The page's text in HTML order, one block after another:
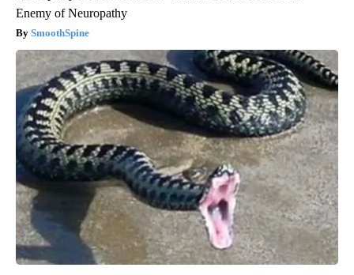
Enemy of Neuropathy
SmoothSpine